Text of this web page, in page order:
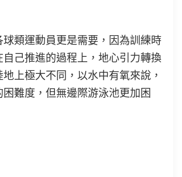
球類運動員更是需要，因為訓練時
自己推進的過程上，地心引力轉換
上極大不同，以水中有氧來說，
難度，但無邊際游泳池更加困